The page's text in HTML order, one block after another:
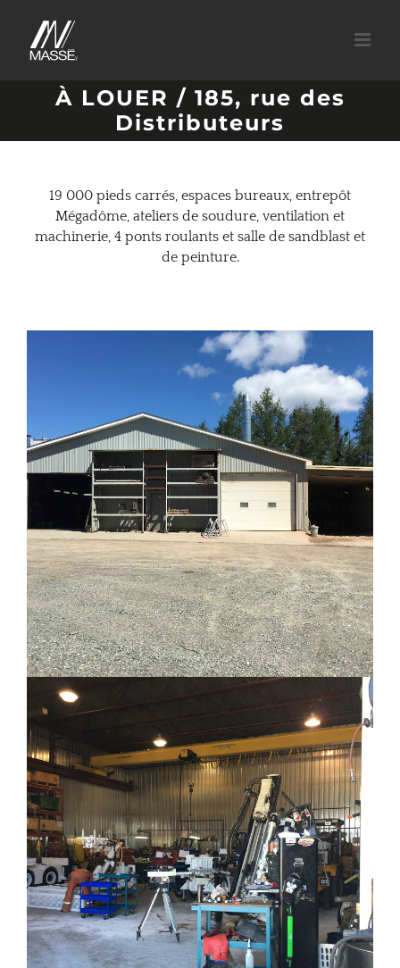
À LOUER / 185, rue des
Distributeurs
19 000 pieds carrés, espaces bureaux, entrepôt
Mégadôme, ateliers de soudure, ventilation et
machinerie, 4 ponts roulants et salle de sandblast et
de peinture.